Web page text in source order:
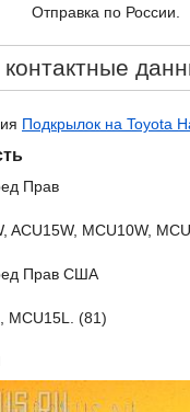
Отправка по России.
контактные
Подкрылок на Toyota
Прав
ACU15W, MCU10W,
Прав США
MCU15L. (81)